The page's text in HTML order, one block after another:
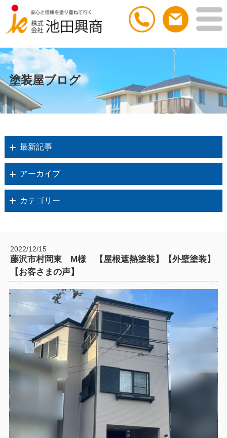
塗装屋ブログ
最新記事
アーカイブ
カテゴリー
2022/12/15
藤沢市村岡東 M様 【屋根遮熱塗装】【外壁塗装】
【お客さまの声】